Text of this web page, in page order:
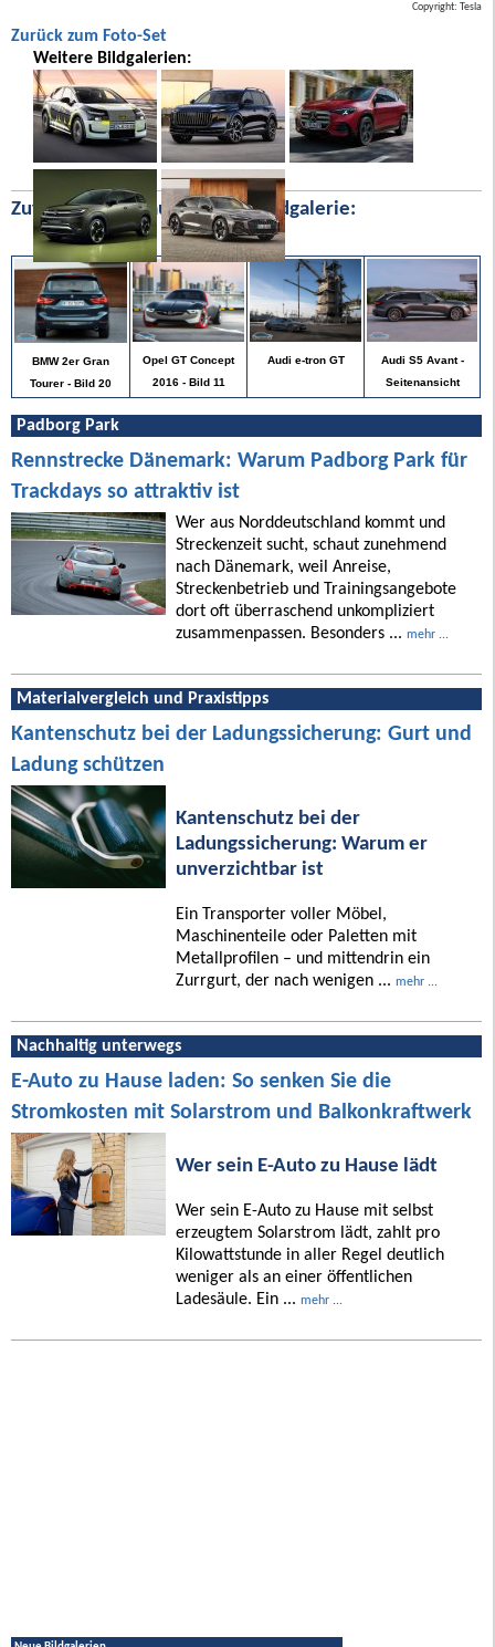
Copyright: Tesla
Zurück zum Foto-Set
Weitere Bildgalerien:
Zufällige Bilder aus unserer Bildgalerie:
BMW 2er Gran
Tourer - Bild 20
Opel GT Concept
2016 - Bild 11
Audi e-tron GT
Audi S5 Avant -
Seitenansicht
Padborg Park
Rennstrecke Dänemark: Warum Padborg Park für
Trackdays so attraktiv ist
Wer aus Norddeutschland kommt und
Streckenzeit sucht, schaut zunehmend
nach Dänemark, weil Anreise,
Streckenbetrieb und Trainingsangebote
dort oft überraschend unkompliziert
zusammenpassen. Besonders ... mehr ...
Materialvergleich und Praxistipps
Kantenschutz bei der Ladungssicherung: Gurt und
Ladung schützen
Kantenschutz bei der
Ladungssicherung: Warum er
unverzichtbar ist
Ein Transporter voller Möbel,
Maschinenteile oder Paletten mit
Metallprofilen – und mittendrin ein
Zurrgurt, der nach wenigen ... mehr ...
Nachhaltig unterwegs
E-Auto zu Hause laden: So senken Sie die
Stromkosten mit Solarstrom und Balkonkraftwerk
Wer sein E-Auto zu Hause lädt
Wer sein E-Auto zu Hause mit selbst
erzeugtem Solarstrom lädt, zahlt pro
Kilowattstunde in aller Regel deutlich
weniger als an einer öffentlichen
Ladesäule. Ein ... mehr ...